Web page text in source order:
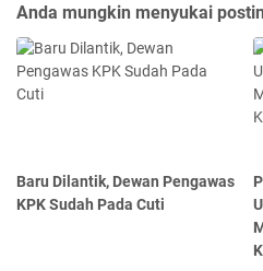
Anda mungkin menyukai
Baru Dilantik, Dewan Pengawas
KPK Sudah Pada Cuti